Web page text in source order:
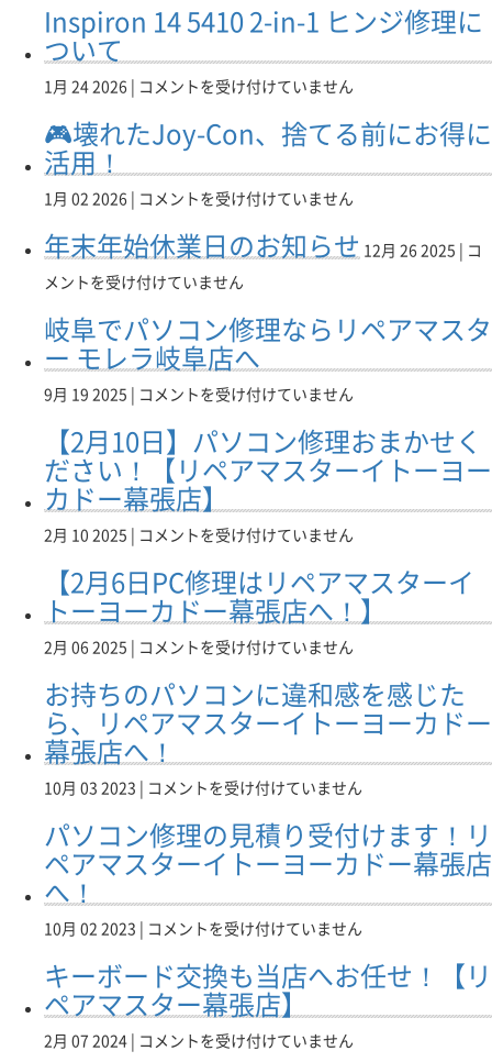
店】
店】
店
へ！
は
長
リ
バ
サ
ド
千
店】
ア
タ
長
リ
バ
サ
イ
ド
千
秋
店
は
の
液
晶
に
び
が
あ
っ
て
も
治
せ
す！
【リ
ペ
ア
ス
タ
イ
ー
ー
カ
ド
ー
張
店】
は
理】
即
日
修
液
晶
交
換
理
な
ら
ペ
ア
マ
ス
ー
五
田
へ
は
Inspiron 14 5410 2-in-1 ヒンジ修理に
ついて
1月 24 2026 | Inspiron
5410
2-
in-
1
ン
ジ
修
に
つ
い
て
コメントを受け付けていません
🎮壊れたJoy-Con、捨てる前にお得に
活用！
1月 02 2026 | 🎮
れ
た
Joy-
捨
て
る
前
お
得
に
活
用！
は
コメントを受け付けていません
年末年始休業日のお知らせ 12月 26 2025 | 末
年
業
の
ら
せ
コ
メントを受け付けていません
岐阜でパソコン修理ならリペアマスタ
ー モレラ岐阜店へ
9月 19 2025 | 岐
で
パ
ソ
コ
ン
修
理
な
ら
ペ
マ
ス
タ
ー
モ
ラ
岐
阜
店
へ
は
コメントを受け付けていません
【2月10日】パソコン修理おまかせく
ださい！【リペアマスターイトーヨー
カドー幕張店】
2月 10 2025 | 【2
10
日】
パ
ソ
ン
修
理
お
ま
か
く
だ
い！
【リ
ア
マ
ス
タ
コメントを受け付けていません
【2月6日PC修理はリペアマスターイ
トーヨーカドー幕張店へ！】
2月 06 2025 | 【2
6
日
PC
修
理
は
ペ
ア
ス
タ
イ
ト
ー
ヨ
コメントを受け付けていません
お持ちのパソコンに違和感を感じた
ら、リペアマスターイトーヨーカドー
幕張店へ！
10月 03 2023 | お
ち
の
パ
コ
ン
に
違
和
を
コメントを受け付けていません
パソコン修理の見積り受付けます！リ
ペアマスターイトーヨーカドー幕張店
へ！
10月 02 2023 | パ
コ
ン
修
理
コメントを受け付けていません
キーボード交換も当店へお任せ！【リ
ペアマスター幕張店】
2月 07 2024 | キ
コメントを受け付けていません